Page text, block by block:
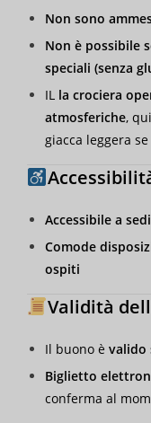
Non sono
Non è possibile
speciali (senza
IL la crociera
atmosferiche,
giacca leggera
Accessibile a
Comode
ospiti
Validità
Il buono è valido
Biglietto
conferma al